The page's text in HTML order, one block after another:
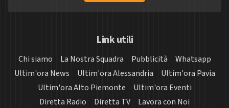
Link utili
Chi siamo La Nostra Squadra Pubblicità
Whatsapp
Ultim'ora News
Ultim'ora Alessandria
Ultim'ora Pavia
Ultim'ora Alto Piemonte
Ultim'ora Eventi
Diretta Radio
Diretta TV Lavora con Noi